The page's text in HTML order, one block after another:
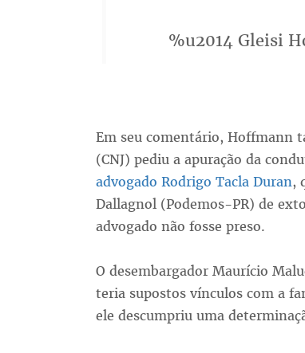
%u2014 Gleisi
Em seu comentário, Hoffmann
(CNJ) pediu a apuração da
advogado Rodrigo Tacla Duran,
Dallagnol (Podemos-PR) de
advogado não fosse preso.
O desembargador Maurício
teria supostos vínculos com a
ele descumpriu uma